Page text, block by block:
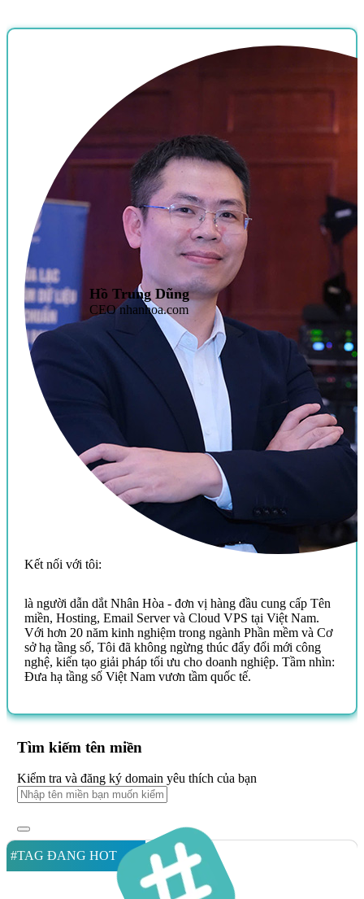
Hồ Trung Dũng
CEO nhanhoa.com
Kết nối với tôi:
là người dẫn dắt Nhân Hòa - đơn vị hàng đầu cung cấp Tên
miền, Hosting, Email Server và Cloud VPS tại Việt Nam.
Với hơn 20 năm kinh nghiệm trong ngành Phần mềm và Cơ
sở hạ tầng số, Tôi đã không ngừng thúc đẩy đổi mới công
nghệ, kiến tạo giải pháp tối ưu cho doanh nghiệp. Tầm nhìn:
Đưa hạ tầng số Việt Nam vươn tầm quốc tế.
Tìm kiếm tên miền
Kiểm tra và đăng ký domain yêu thích của bạn
#TAG ĐANG HOT